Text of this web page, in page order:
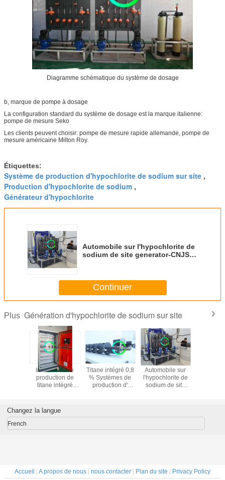
Diagramme schématique du système de dosage
b, marque de pompe à dosage
La configuration standard du système de dosage est la marque italienne:
pompe de mesure Seko
Les clients peuvent choisir: pompe de mesure rapide allemande, pompe de
mesure américaine Milton Roy.
Étiquettes:
Système de production d'hypochlorite de sodium sur site ,
Production d'hypochlorite de sodium ,
Générateur d'hypochlorite
Automobile sur l'hypochlorite de
sodium de site generator-CNJS-
Continuer
Plus Génération d'hypochlorite de sodium sur site
Installation de
production de
titane intégré
sodium 15 kg / h
Titane intégré 0,8
% Systèmes de
production d'
Automobile sur
l'hypochlorite de
sodium de site
Changez la langue
French
Accueil | A propos de nous | nous contacter | Plan du site | Privacy Policy